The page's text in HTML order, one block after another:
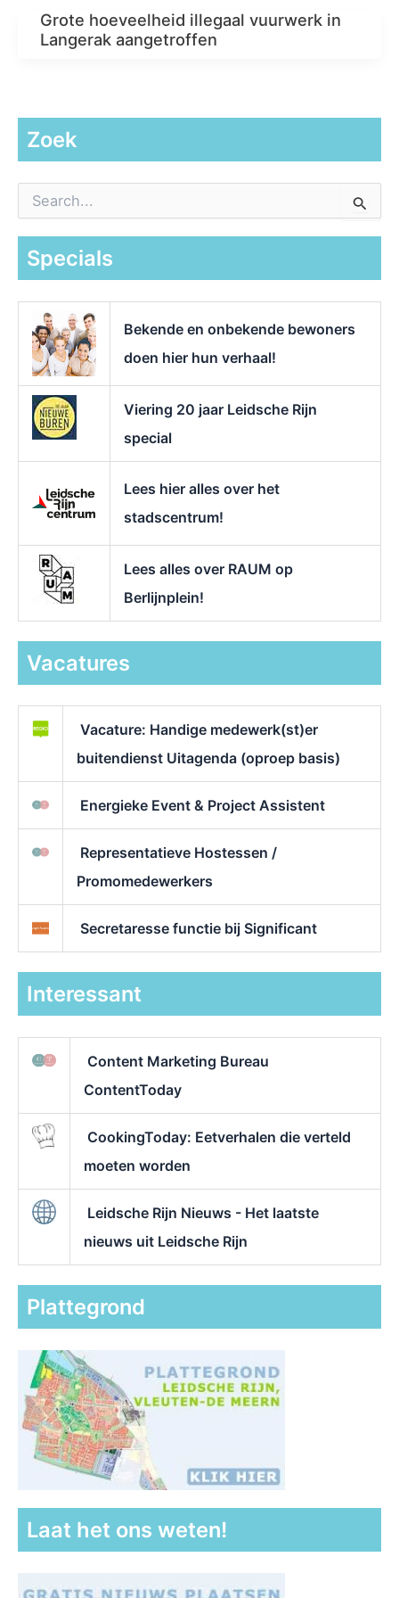
Grote hoeveelheid illegaal vuurwerk in
Langerak aangetroffen
Zoek
a
Specials
Bekende en onbekende bewoners
doen hier hun verhaal!
Viering 20 jaar Leidsche Rijn
special
Lees hier alles over het
stadscentrum!
Lees alles over RAUM op
Berlijnplein!
Vacatures
Vacature: Handige medewerk(st)er
buitendienst Uitagenda (oproep basis)
Energieke Event & Project Assistent
Representatieve Hostessen /
Promomedewerkers
Secretaresse functie bij Significant
Interessant
Content Marketing Bureau
ContentToday
CookingToday: Eetverhalen die verteld
moeten worden
Leidsche Rijn Nieuws - Het laatste
nieuws uit Leidsche Rijn
Plattegrond
Laat het ons weten!